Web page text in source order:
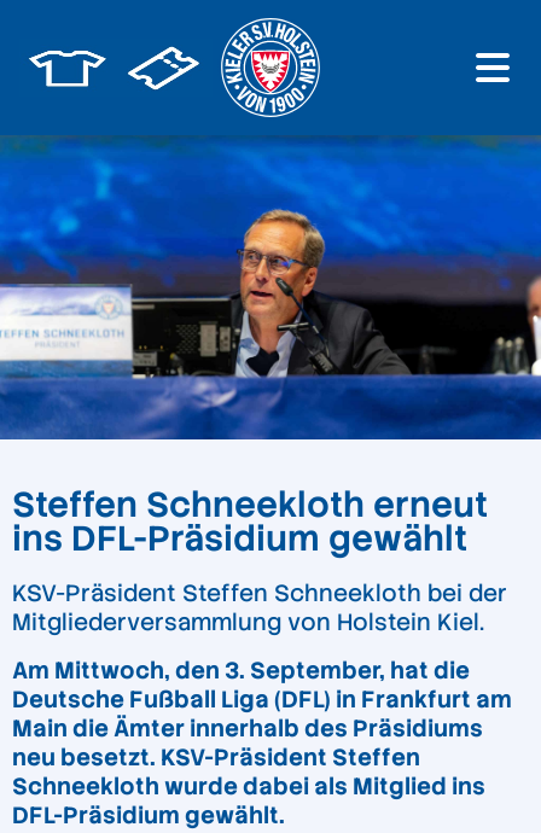
Steffen Schneekloth erneut
ins DFL-Präsidium gewählt
KSV-Präsident Steffen Schneekloth bei der
Mitgliederversammlung von Holstein Kiel.
Am Mittwoch, den 3. September, hat die
Deutsche Fußball Liga (DFL) in Frankfurt am
Main die Ämter innerhalb des Präsidiums
neu besetzt. KSV-Präsident Steffen
Schneekloth wurde dabei als Mitglied ins
DFL-Präsidium gewählt.